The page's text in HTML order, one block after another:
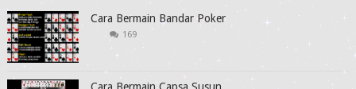
Cara Bermain Bandar Poker
169